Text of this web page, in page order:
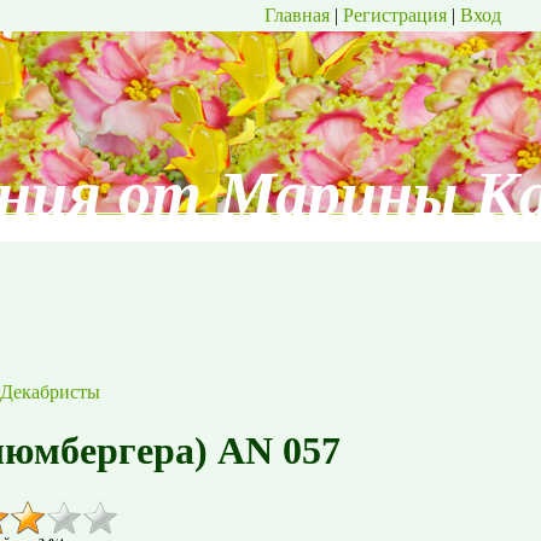
Главная | Регистрация | Вход
от Марины
Декабристы
AN 057